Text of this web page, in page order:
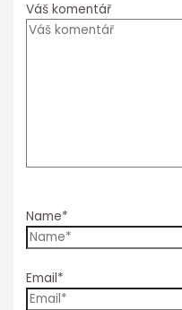
Váš komentář
Name*
Email*